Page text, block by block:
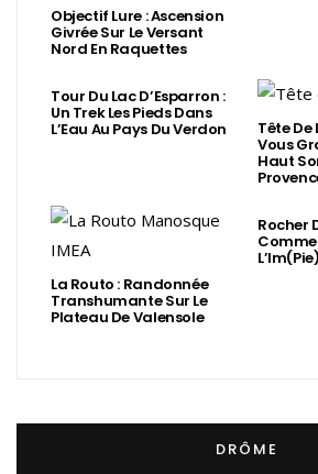
Objectif Lure : Ascension
Givrée Sur Le Versant
Nord En Raquettes
Tour Du Lac D’Esparron :
Un Trek Les Pieds Dans
L’Eau Au Pays Du Verdon Tête De
Vous
Haut
La Routo : Randonnée
Transhumante Sur Le
Plateau De Valensole
Rocher
DRÔME